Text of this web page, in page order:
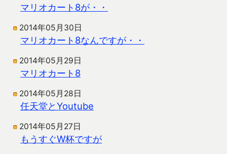
マリオカート8が・・
2014年05月30日
マリオカート8なんですが・・
2014年05月29日
マリオカート8
2014年05月28日
任天堂とYoutube
2014年05月27日
もうすぐW杯ですが